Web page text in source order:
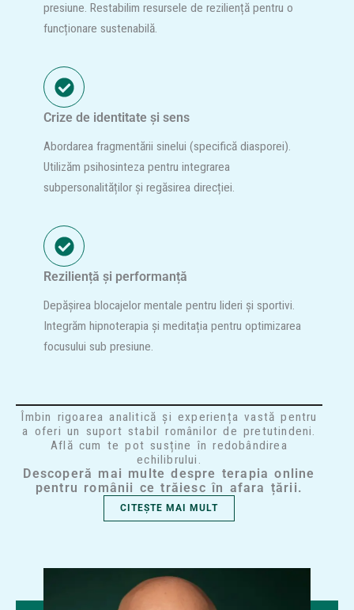
presiune. Restabilim resursele de reziliență pentru o
funcționare sustenabilă.
Crize de identitate și sens
Abordarea fragmentării sinelui (specifică diasporei).
Utilizăm psihosinteza pentru integrarea
subpersonalităților și regăsirea direcției.
Reziliență și performanță
Depășirea blocajelor mentale pentru lideri și sportivi.
Integrăm hipnoterapia și meditația pentru optimizarea
focusului sub presiune.
Îmbin rigoarea analitică și experiența vastă pentru
a oferi un suport stabil românilor de pretutindeni.
Află cum te pot susține în redobândirea
echilibrului.
Descoperă mai multe despre terapia online
pentru românii ce trăiesc în afara țării.
CITEȘTE MAI MULT